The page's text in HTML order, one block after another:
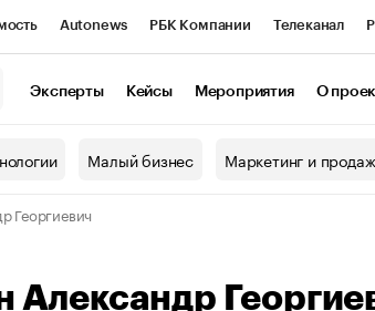
Autonews РБК Компании Телеканал
Эксперты Кейсы Мероприятия О
Малый бизнес Маркетинг и
Георгиевич
Александр